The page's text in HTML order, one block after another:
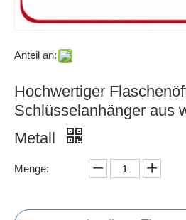
Anteil an:
Hochwertiger
Schlüsselanhänger aus
Metall
Menge: